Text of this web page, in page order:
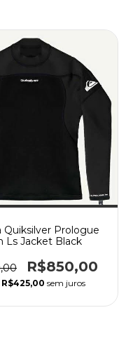
Quiksilver Prologue
Ls Jacket Black
R$850,00
R$425,00 sem juros